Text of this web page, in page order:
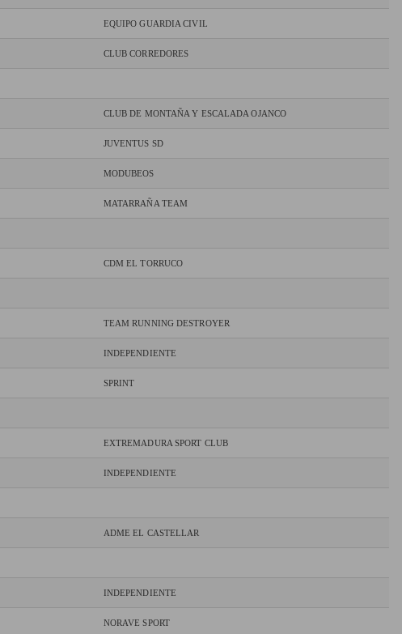
EQUIPO GUARDIA CIVIL
CLUB CORREDORES
CLUB DE MONTAÑA Y ESCALADA OJANCO
JUVENTUS SD
MODUBEOS
MATARRAÑA TEAM
CDM EL TORRUCO
TEAM RUNNING DESTROYER
INDEPENDIENTE
SPRINT
EXTREMADURA SPORT CLUB
INDEPENDIENTE
ADME EL CASTELLAR
INDEPENDIENTE
NORAVE SPORT